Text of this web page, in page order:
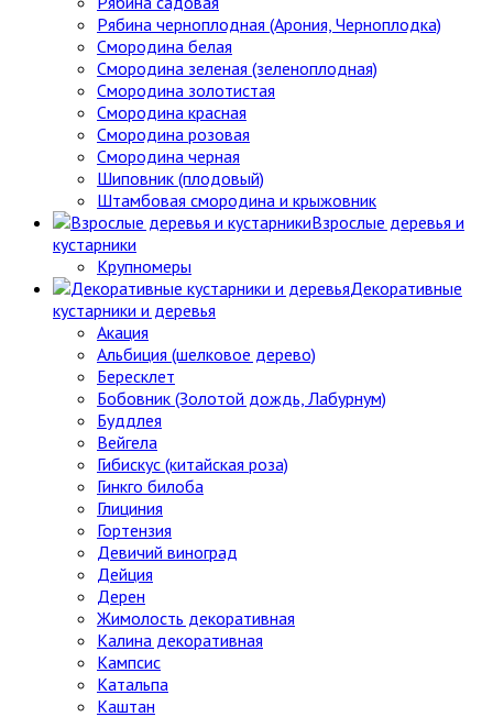
Рябина черноплодная (Арония, Черноплодка)
Смородина белая
Смородина зеленая (зеленоплодная)
Смородина золотистая
Смородина красная
Смородина розовая
Смородина черная
Шиповник (плодовый)
Штамбовая смородина и крыжовник
Взрослые деревья и
кустарники
Крупномеры
Декоративные
кустарники и деревья
Акация
Альбиция (шелковое дерево)
Бересклет
Бобовник (Золотой дождь, Лабурнум)
Буддлея
Вейгела
Гибискус (китайская роза)
Гинкго билоба
Глициния
Гортензия
Девичий виноград
Дейция
Дерен
Жимолость декоративная
Калина декоративная
Кампсис
Катальпа
Каштан